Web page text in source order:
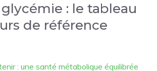
: le tableau
de référence
: une santé métabolique équilibrée